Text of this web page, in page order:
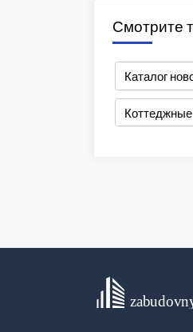
Смотрите
Каталог
Коттеджные